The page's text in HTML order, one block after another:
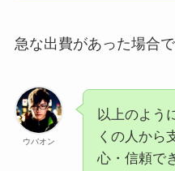
急な出費があった場合
ウバオン
以上のよう
くの人から
心・信頼で